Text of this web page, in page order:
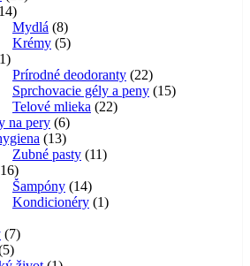
1414
produktov
Mydlá 88
produktov
Krémy 55
71
produktov
Prírodné deodoranty 2222
produktov
Sprchovacie gély a peny 1515
Telové mlieka 2222
na pery 66
produktov
1313
produktov
Zubné pasty 1111
1616
produktov
Šampóny 1414
produktov
Kondicionéry 11
77
55